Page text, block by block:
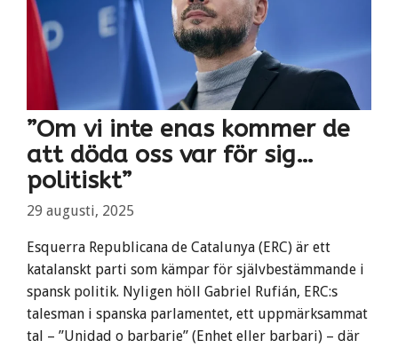
”Om vi inte enas kommer de
att döda oss var för sig…
politiskt”
29 augusti, 2025
Esquerra Republicana de Catalunya (ERC) är ett
katalanskt parti som kämpar för självbestämmande i
spansk politik. Nyligen höll Gabriel Rufián, ERC:s
talesman i spanska parlamentet, ett uppmärksammat
tal – ”Unidad o barbarie” (Enhet eller barbari) – där